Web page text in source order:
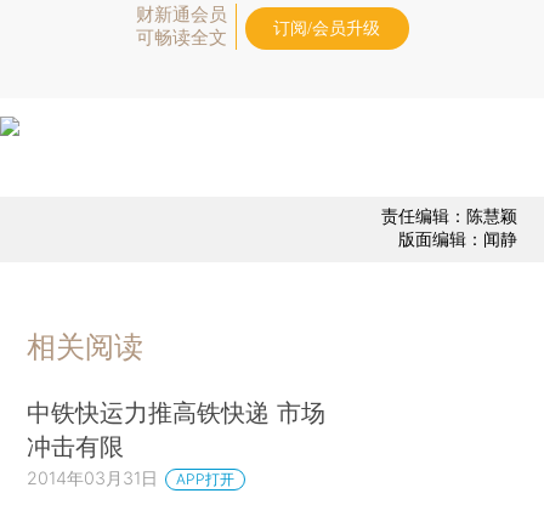
财新通会员
可畅读全文
订阅/会员升级
责任编辑：陈慧颖
版面编辑：闻静
相关阅读
中铁快运力推高铁快递 市场
冲击有限
2014年03月31日 APP打开